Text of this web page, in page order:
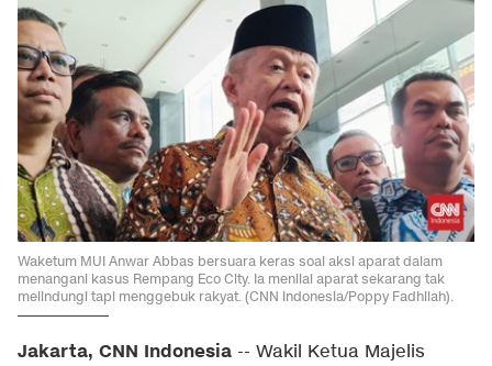
Waketum MUI Anwar Abbas bersuara keras soal aksi aparat dalam
menangani kasus Rempang Eco City. Ia menilai aparat sekarang tak
melindungi tapi menggebuk rakyat. (CNN Indonesia/Poppy Fadhilah).
Jakarta, CNN Indonesia -- Wakil Ketua Majelis